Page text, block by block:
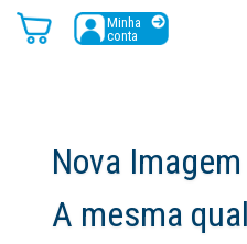
Minha
conta
Nova Imagem
A mesma